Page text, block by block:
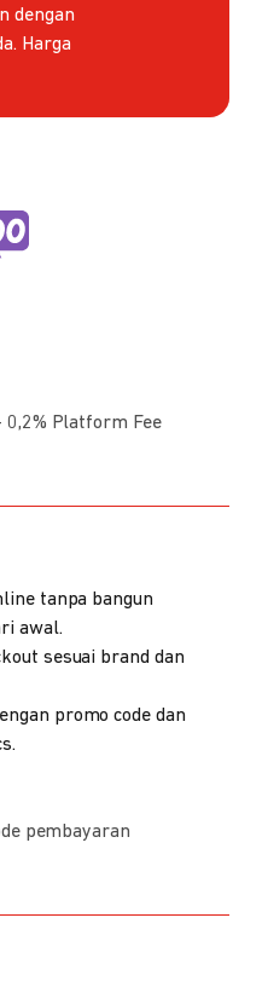
dengan
Harga
0,2% Platform Fee
tanpa bangun
awal.
sesuai brand dan
promo code dan
pembayaran